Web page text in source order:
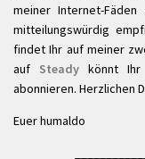
meiner Internet-
mitteilungswürdig
findet Ihr auf meiner
auf Steady könnt
abonnieren. Herzlichen
Euer humaldo